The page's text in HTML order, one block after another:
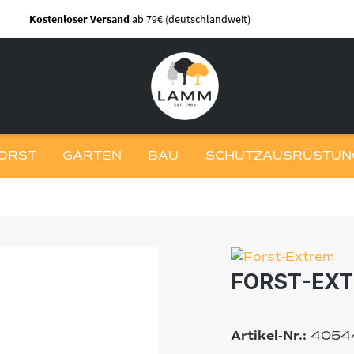
Kostenloser Versandab 79€ (deutschlandweit)
GARTEN BAU
FORST-
Artikel-Nr.: